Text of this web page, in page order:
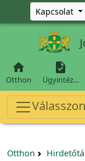
Ugrás a főKapcsolat

Otthon

Ügyintéz…
Otthon